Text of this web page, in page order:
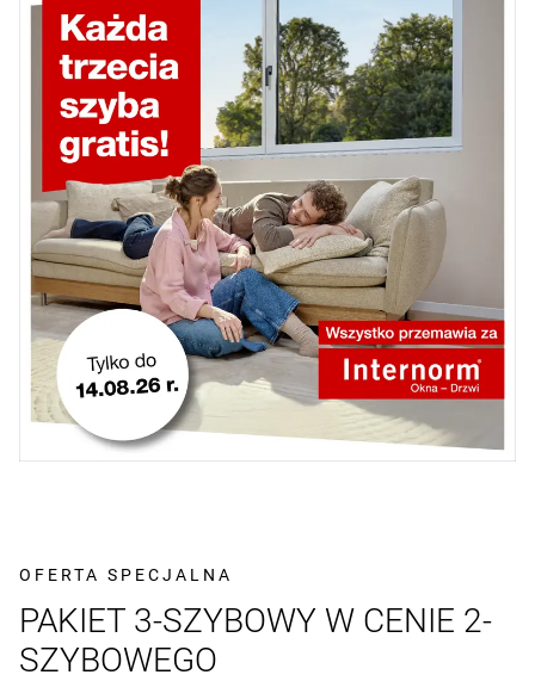
OFERTA SPECJALNA
PAKIET 3-SZYBOWY W CENIE 2-
SZYBOWEGO